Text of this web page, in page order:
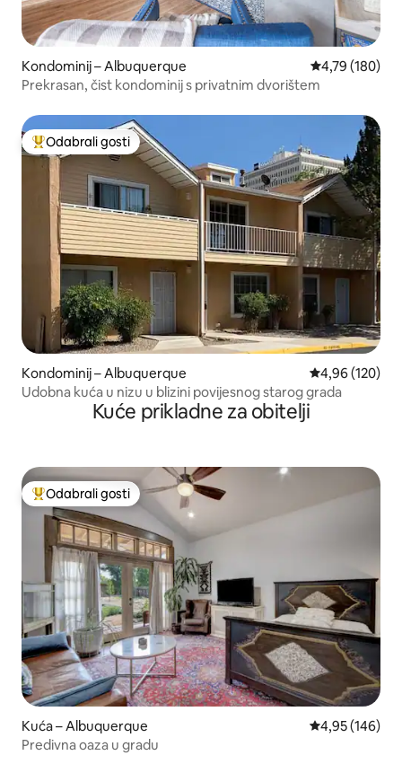
Kondominij – Albuquerque Prosječna
4,79 (180)
Prekrasan, čist kondominij s privatnim dvorištem
Među najviše rangiranima s oznakom „Odabrali gosti”
Odabrali gosti
Kondominij – Albuquerque Prosječna
4,96 (120)
Udobna kuća u nizu u blizini povijesnog starog grada
Kuće prikladne za obitelji
Među najviše rangiranima s oznakom „Odabrali gosti”
Odabrali gosti
Kuća – Albuquerque Prosječna
4,95 (146)
Predivna oaza u gradu